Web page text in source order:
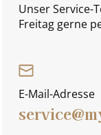
Unser Service-
Freitag gerne
E-Mail-Adresse